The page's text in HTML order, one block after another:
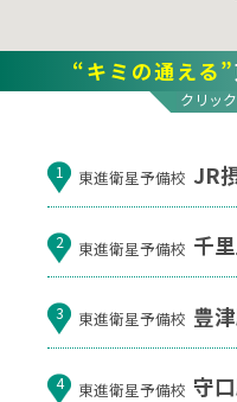
“キミの通える”
クリッ
1 東進衛星予備校 JR
2 東進衛星予備校 千
3 東進衛星予備校 豊
4 東進衛星予備校 守